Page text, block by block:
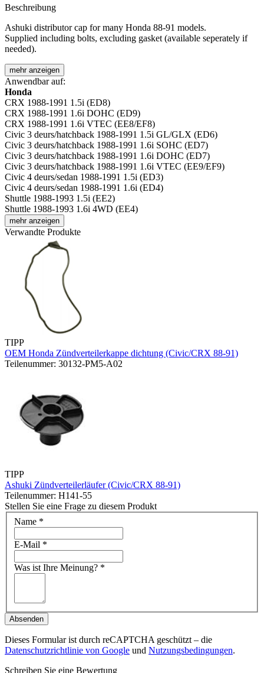
Beschreibung
Ashuki distributor cap for many Honda 88-91 models.
Supplied including bolts, excluding gasket (available seperately if
needed).
mehr anzeigen
Anwendbar auf:
Honda
CRX 1988-1991 1.5i (ED8)
CRX 1988-1991 1.6i DOHC (ED9)
CRX 1988-1991 1.6i VTEC (EE8/EF8)
Civic 3 deurs/hatchback 1988-1991 1.5i GL/GLX (ED6)
Civic 3 deurs/hatchback 1988-1991 1.6i SOHC (ED7)
Civic 3 deurs/hatchback 1988-1991 1.6i DOHC (ED7)
Civic 3 deurs/hatchback 1988-1991 1.6i VTEC (EE9/EF9)
Civic 4 deurs/sedan 1988-1991 1.5i (ED3)
Civic 4 deurs/sedan 1988-1991 1.6i (ED4)
Shuttle 1988-1993 1.5i (EE2)
Shuttle 1988-1993 1.6i 4WD (EE4)
mehr anzeigen
Verwandte Produkte
TIPP
OEM Honda Zündverteilerkappe dichtung (Civic/CRX 88-91)
Teilenummer: 30132-PM5-A02
TIPP
Ashuki Zündverteilerläufer (Civic/CRX 88-91)
Teilenummer: H141-55
Stellen Sie eine Frage zu diesem Produkt
Name *
E-Mail *
Was ist Ihre Meinung? *
Absenden
Dieses Formular ist durch reCAPTCHA geschützt – die
Datenschutzrichtlinie von Google und Nutzungsbedingungen.
Schreiben Sie eine Bewertung